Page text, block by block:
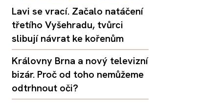
Lavi se vrací. Začalo natáčení
třetího Vyšehradu, tvůrci
slibují návrat ke kořenům
Královny Brna a nový televizní
bizár. Proč od toho nemůžeme
odtrhnout oči?